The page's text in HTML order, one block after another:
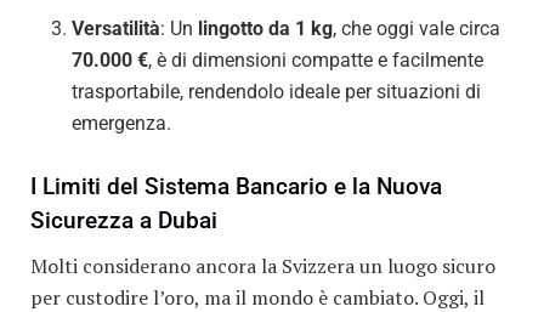
Versatilità: Un lingotto da 1 kg, che oggi vale circa
70.000 €, è di dimensioni compatte e facilmente
trasportabile, rendendolo ideale per situazioni di
emergenza.
I Limiti del Sistema Bancario e la Nuova
Sicurezza a Dubai
Molti considerano ancora la Svizzera un luogo sicuro
per custodire l’oro, ma il mondo è cambiato. Oggi, il